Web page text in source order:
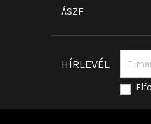
ÁSZF
HÍRLEVÉL